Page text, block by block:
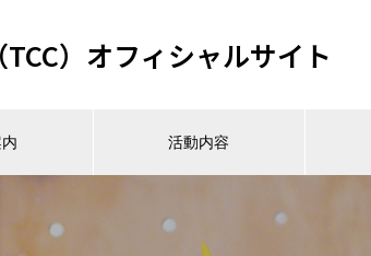
）オフィシャルサイト
活動内容